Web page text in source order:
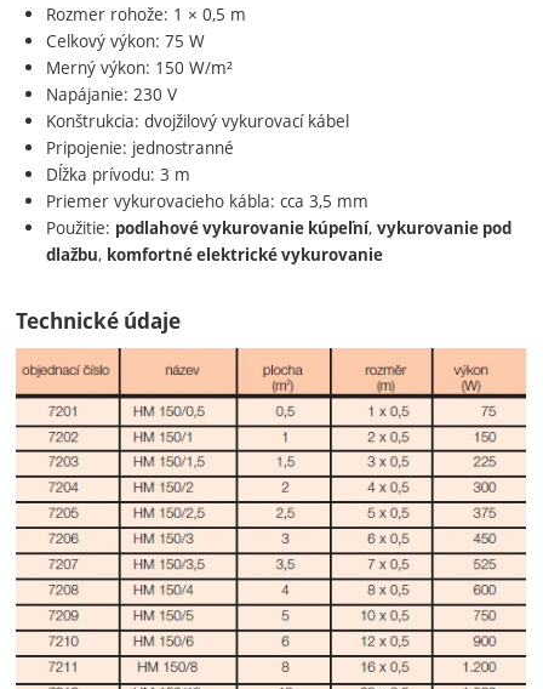
Rozmer rohože: 1 × 0,5 m
Celkový výkon: 75 W
Merný výkon: 150 W/m²
Napájanie: 230 V
Konštrukcia: dvojžilový vykurovací kábel
Pripojenie: jednostranné
Dĺžka prívodu: 3 m
Priemer vykurovacieho kábla: cca 3,5 mm
Použitie: podlahové vykurovanie kúpeľní,vykurovanie pod
dlažbu, komfortné elektrické vykurovanie
Technické údaje